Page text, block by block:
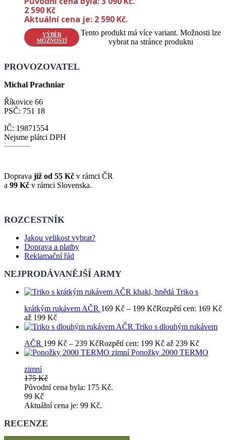
2 590 Kč
Aktuální cena je: 2 590 Kč.
VÝBĚR
MOŽNOSTÍ
Tento produkt má více variant. Možnosti lze
vybrat na stránce produktu
PROVOZOVATEL
Michal Prachniar
Říkovice 66
PSČ: 751 18
IČ: 19871554
Nejsme plátci DPH
Doprava již od 55 Kč v rámci ČR
a 99 Kč v rámci Slovenska.
ROZCESTNÍK
Jakou velikost vybrat?
Doprava a platby
Reklamační řád
NEJPRODÁVANĚJŠÍ ARMY
Triko s
krátkým rukávem AČR 169 Kč – 199 KčRozpětí cen: 169 Kč
až 199 Kč
Triko s dlouhým rukávem
AČR 199 Kč – 239 KčRozpětí cen: 199 Kč až 239 Kč
Ponožky 2000 TERMO
zimní
175Kč
Původní cena byla: 175 Kč.
99 Kč
Aktuální cena je: 99 Kč.
RECENZE